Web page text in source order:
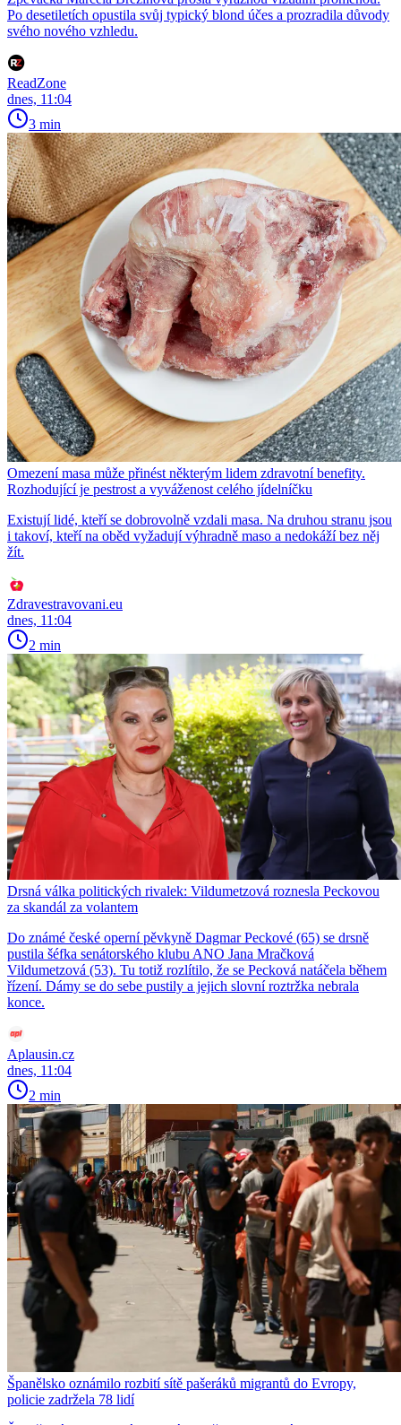
Po desetiletích opustila svůj typický blond účes a prozradila důvody
svého nového vzhledu.
ReadZone
dnes, 11:04
3 min
Omezení masa může přinést některým lidem zdravotní benefity.
Rozhodující je pestrost a vyváženost celého jídelníčku
Existují lidé, kteří se dobrovolně vzdali masa. Na druhou stranu jsou
i takoví, kteří na oběd vyžadují výhradně maso a nedokáží bez něj
žít.
Zdravestravovani.eu
dnes, 11:04
2 min
Drsná válka politických rivalek: Vildumetzová roznesla Peckovou
za skandál za volantem
Do známé české operní pěvkyně Dagmar Peckové (65) se drsně
pustila šéfka senátorského klubu ANO Jana Mračková
Vildumetzová (53). Tu totiž rozlítilo, že se Pecková natáčela během
řízení. Dámy se do sebe pustily a jejich slovní roztržka nebrala
konce.
Aplausin.cz
dnes, 11:04
2 min
Španělsko oznámilo rozbití sítě pašeráků migrantů do Evropy,
policie zadržela 78 lidí